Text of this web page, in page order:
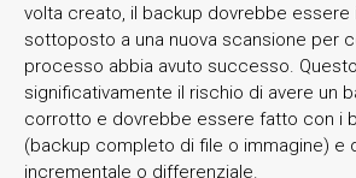
volta creato, il backup dovrebbe essere
sottoposto a una nuova scansione per
processo abbia avuto successo.
significativamente il rischio di avere un
corrotto e dovrebbe essere fatto con i
(backup completo di file o immagine) e
incrementale o differenziale.